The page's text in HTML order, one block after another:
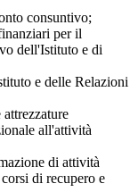
consuntivo;
per il
dell'Istituto e di
e delle Relazioni
all'attività
di attività
di recupero e